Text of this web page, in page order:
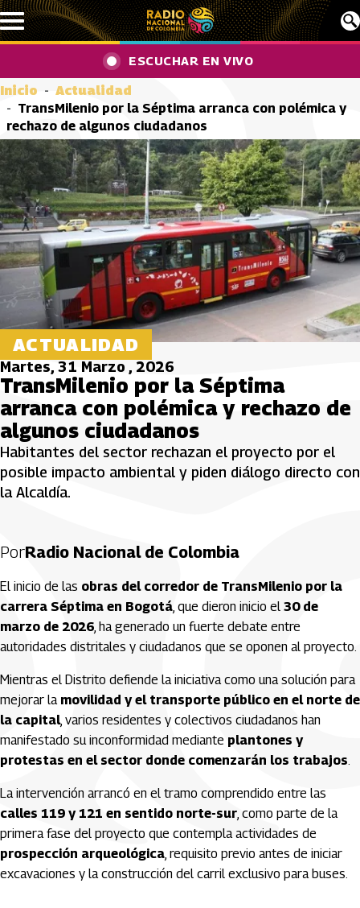
Pasar al contenido principal
ESCUCHAR EN VIVO
Inicio
Actualidad
TransMilenio por la Séptima arranca con polémica y
rechazo de algunos ciudadanos
ACTUALIDAD
Martes, 31 Marzo , 2026
TransMilenio por la Séptima
arranca con polémica y rechazo de
algunos ciudadanos
Habitantes del sector rechazan el proyecto por el
posible impacto ambiental y piden diálogo directo con
la Alcaldía.
PorRadio Nacional de Colombia
El inicio de las obras del corredor de TransMilenio por la
carrera Séptima en Bogotá, que dieron inicio el 30 de
marzo de 2026, ha generado un fuerte debate entre
autoridades distritales y ciudadanos que se oponen al proyecto.
Mientras el Distrito defiende la iniciativa como una solución para
mejorar la movilidad y el transporte público en el norte de
la capital, varios residentes y colectivos ciudadanos han
manifestado su inconformidad mediante plantones y
protestas en el sector donde comenzarán los trabajos.
La intervención arrancó en el tramo comprendido entre las
calles 119 y 121 en sentido norte-sur, como parte de la
primera fase del proyecto que contempla actividades de
prospección arqueológica, requisito previo antes de iniciar
excavaciones y la construcción del carril exclusivo para buses.